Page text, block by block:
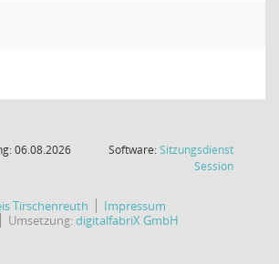
06.08.2026
Software:Sitzungsdienst
Session(Wird in
Tirschenreuth
Impressum
Umsetzung:digitalfabriX GmbH